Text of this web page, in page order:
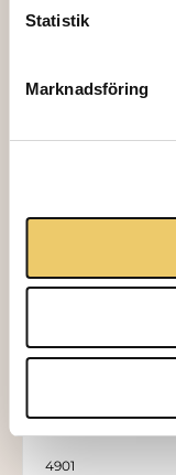
Statistik
Marknadsföring
120,00
4901